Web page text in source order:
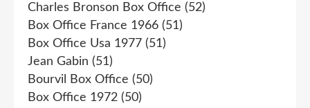
Charles Bronson Box Office (52)
Box Office France 1966 (51)
Box Office Usa 1977 (51)
Jean Gabin (51)
Bourvil Box Office (50)
Box Office 1972 (50)